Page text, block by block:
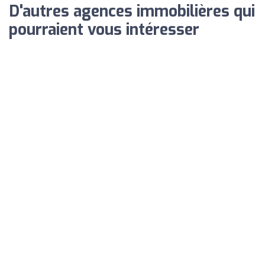
D'autres agences immobilières qui
pourraient vous intéresser